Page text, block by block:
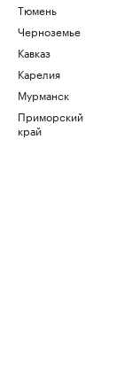
Тюмень
Черноземье
Кавказ
Карелия
Мурманск
Приморский
край